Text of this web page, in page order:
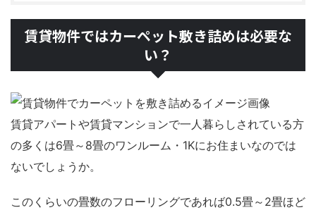
賃貸物件ではカーペット敷き詰めは必要な
い？
賃貸アパートや賃貸マンションで一人暮らしされている方
の多くは6畳～8畳のワンルーム・1Kにお住まいなのでは
ないでしょうか。
このくらいの畳数のフローリングであれば0.5畳～2畳ほど